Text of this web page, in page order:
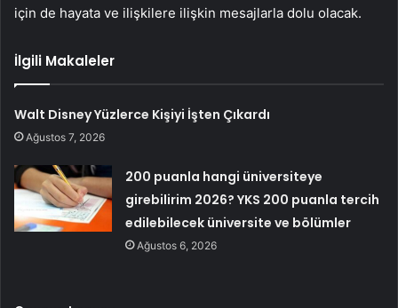
için de hayata ve ilişkilere ilişkin mesajlarla dolu olacak.
İlgili Makaleler
Walt Disney Yüzlerce Kişiyi İşten Çıkardı
Ağustos 7, 2026
200 puanla hangi üniversiteye
girebilirim 2026? YKS 200 puanla tercih
edilebilecek üniversite ve bölümler
Ağustos 6, 2026